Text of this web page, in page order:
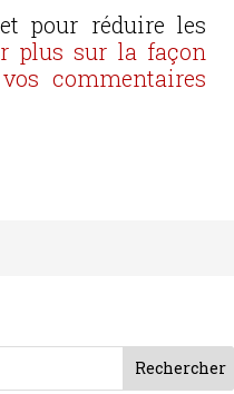
pour réduire les
plus sur la façon
commentaires